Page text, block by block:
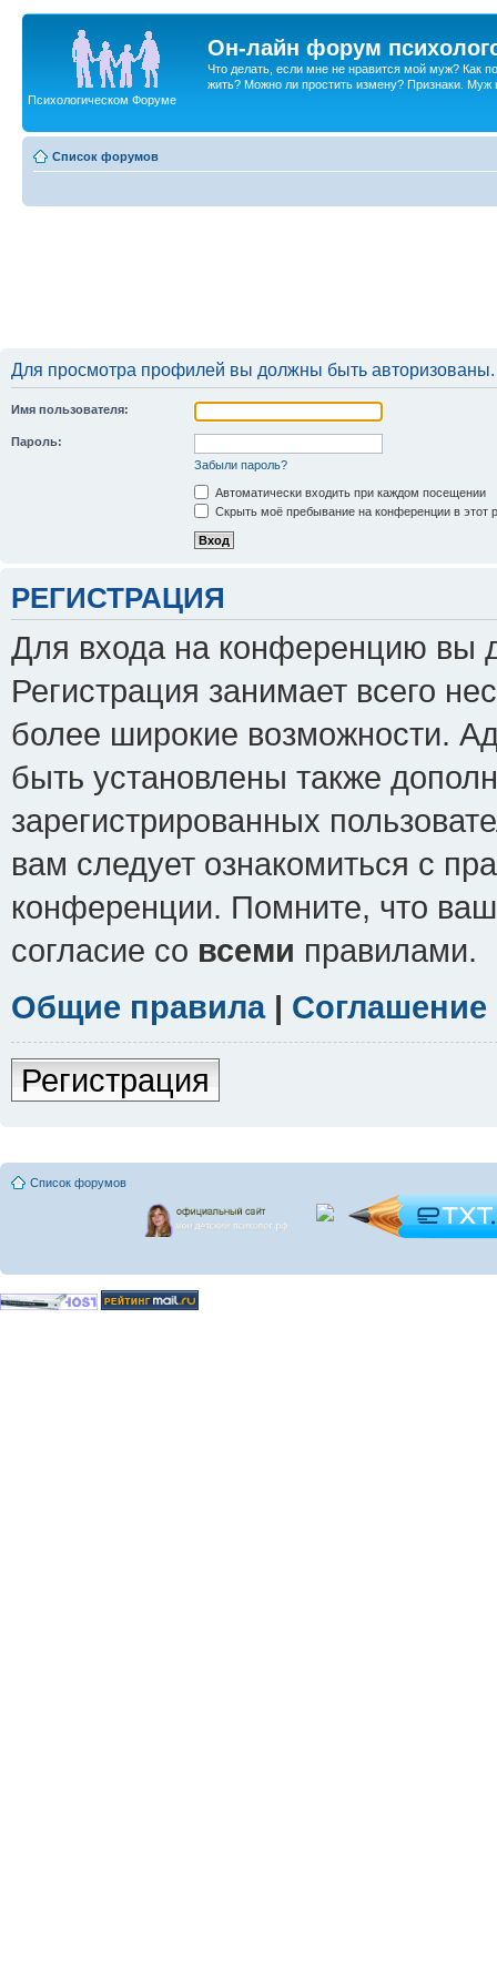
Он-лайн форум
Что делать, если мне не нравится мой муж? Как
жить? Можно ли простить измену? Признаки. Муж
Психологическом Форуме
Список форумов
Для просмотра профилей вы должны быть авторизованы.
Имя пользователя:
Пароль:
Забыли пароль?
Автоматически входить при каждом посещении
Скрыть моё пребывание на конференции в этот
РЕГИСТРАЦИЯ
Для входа на конференцию вы
Регистрация занимает всего
более широкие возможности.
быть установлены также
зарегистрированных
вам следует ознакомиться с
конференции. Помните, что
согласие со всеми правилами.
Общие правила|
Регистрация
Список форумов